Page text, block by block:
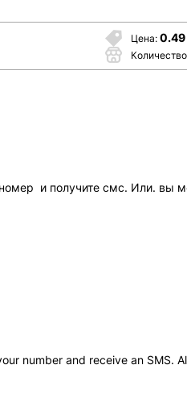
Цена 0.49
Количество
и получите смс. Или. вы
number and receive an SMS.